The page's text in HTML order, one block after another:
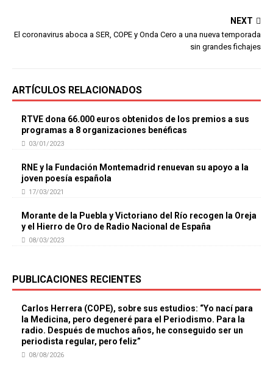
NEXT
El coronavirus aboca a SER, COPE y Onda Cero a una nueva temporada
sin grandes fichajes
ARTÍCULOS RELACIONADOS
RTVE dona 66.000 euros obtenidos de los premios a sus
programas a 8 organizaciones benéficas
03/01/2023
RNE y la Fundación Montemadrid renuevan su apoyo a la
joven poesía española
17/03/2021
Morante de la Puebla y Victoriano del Río recogen la Oreja
y el Hierro de Oro de Radio Nacional de España
08/03/2023
PUBLICACIONES RECIENTES
Carlos Herrera (COPE), sobre sus estudios: “Yo nací para
la Medicina, pero degeneré para el Periodismo. Para la
radio. Después de muchos años, he conseguido ser un
periodista regular, pero feliz”
08/08/2026